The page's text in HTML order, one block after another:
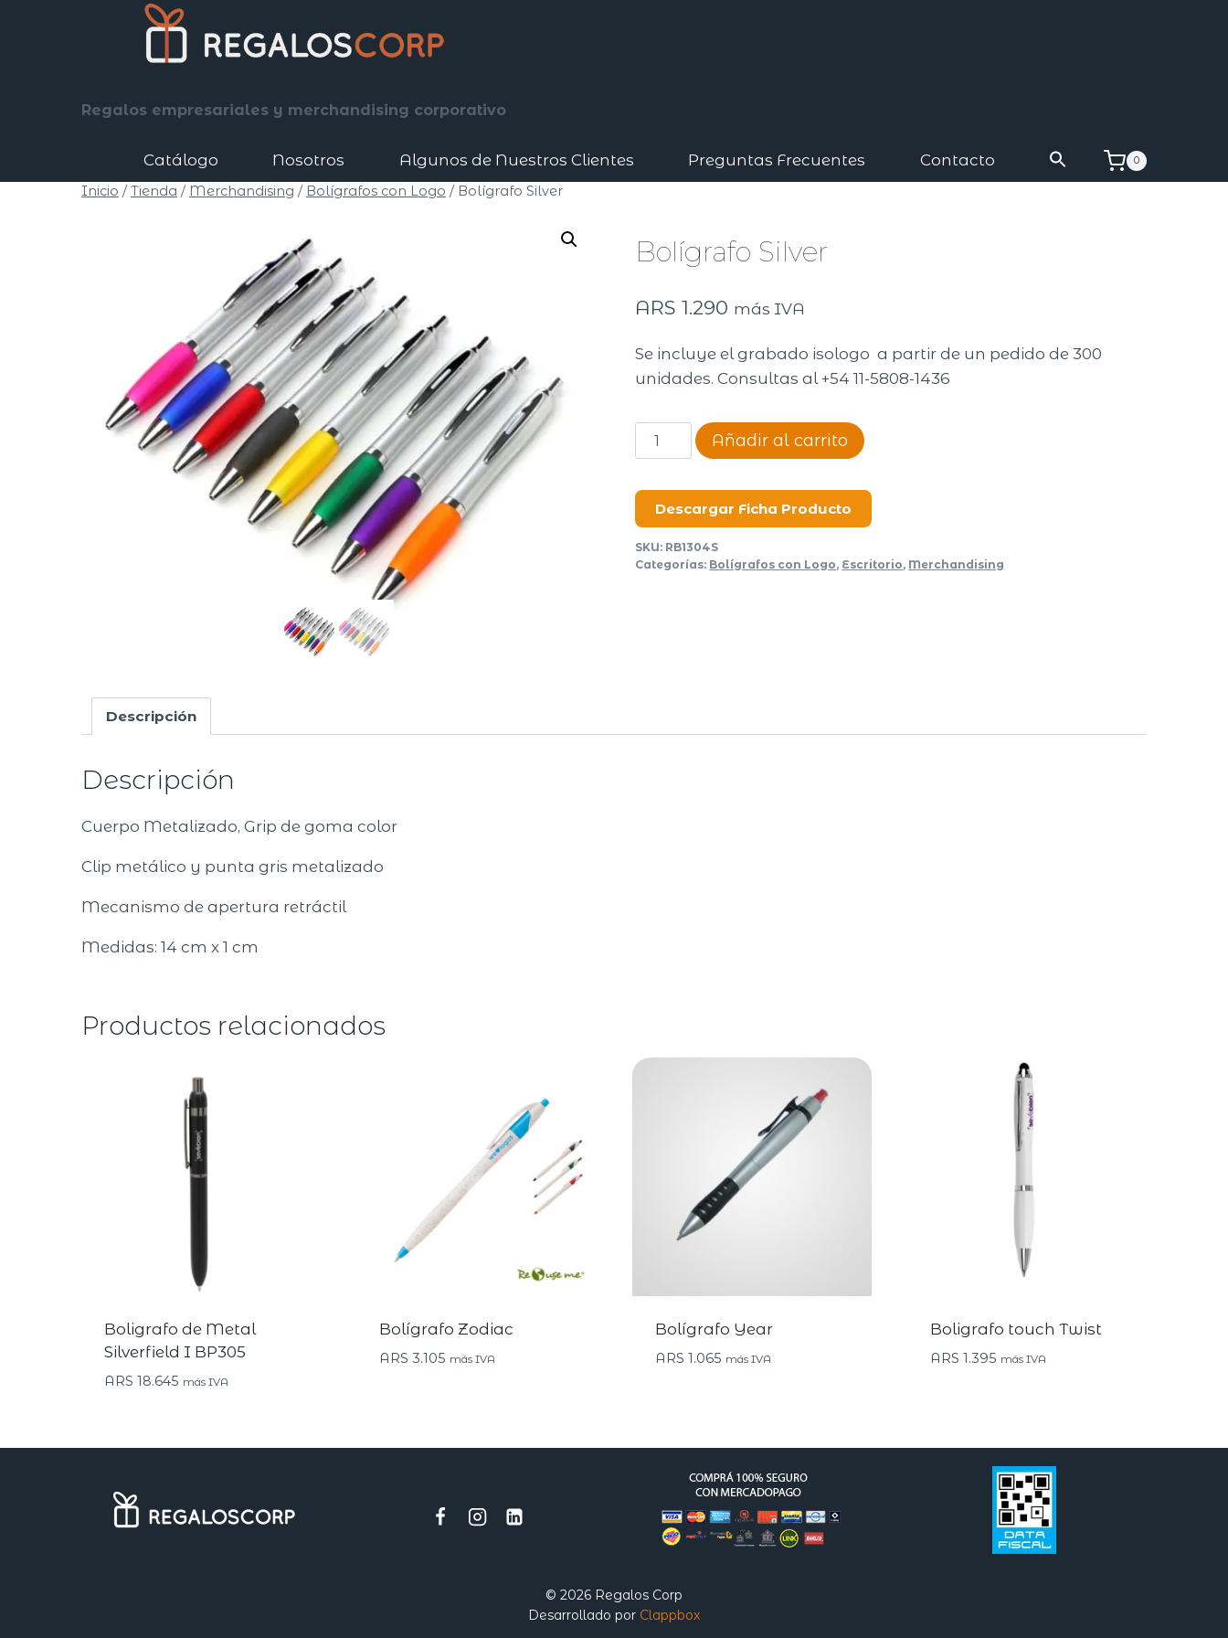
Regalos empresariales y merchandising corporativo
Catálogo Nosotros Algunos de Nuestros Clientes Preguntas Frecuentes Contacto 0
Inicio / Tienda / Merchandising / Bolígrafos con Logo / Bolígrafo Silver
Bolígrafo Silver
ARS 1.290 más IVA
Se incluye el grabado isologo a partir de un pedido de 300
unidades. Consultas al +54 11-5808-1436
Bolígrafo
Silver
Añadir al carrito
Descargar Ficha Producto
SKU: RB1304S
Categorías: Bolígrafos con Logo, Escritorio, Merchandising
Descripción
Descripción
Cuerpo Metalizado, Grip de goma color
Clip metálico y punta gris metalizado
Mecanismo de apertura retráctil
Medidas: 14 cm x 1 cm
Productos relacionados
Boligrafo de Metal
Silverfield I BP305
ARS 18.645 más IVA
Bolígrafo Zodiac
ARS 3.105 más IVA
Bolígrafo Year
ARS 1.065 más IVA
Boligrafo touch Twist
ARS 1.395 más IVA
© 2026 Regalos Corp
Desarrollado por Clappbox